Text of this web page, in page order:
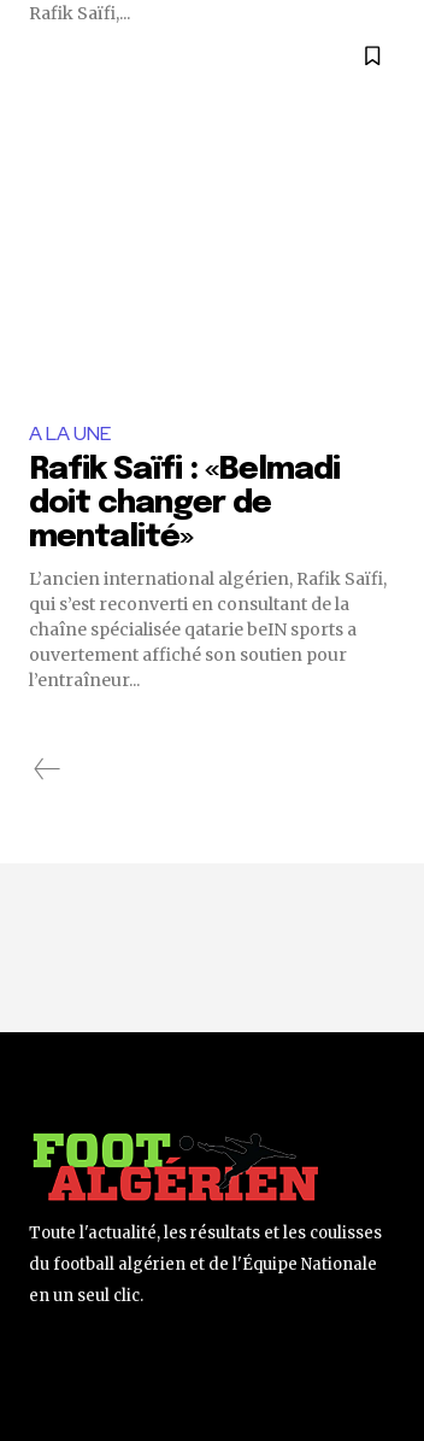
Rafik Saïfi,...
A LA UNE
Rafik Saïfi : «Belmadi
doit changer de
mentalité»
L’ancien international algérien, Rafik Saïfi,
qui s’est reconverti en consultant de la
chaîne spécialisée qatarie beIN sports a
ouvertement affiché son soutien pour
l’entraîneur...
Toute l'actualité, les résultats et les coulisses
du football algérien et de l'Équipe Nationale
en un seul clic.